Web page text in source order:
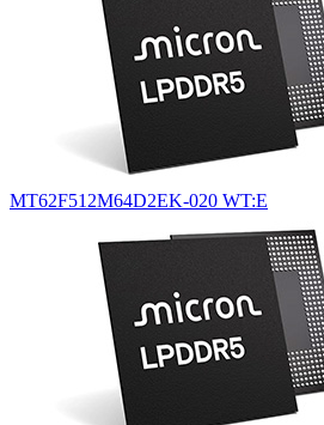
MT62F512M64D2EK-020 WT:E